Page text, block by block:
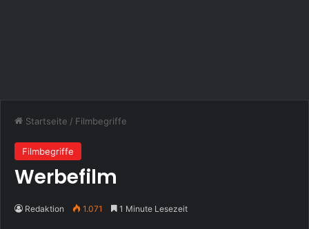
Startseite / Filmbegriffe
Filmbegriffe
Werbefilm
Redaktion 1.071 1 Minute Lesezeit